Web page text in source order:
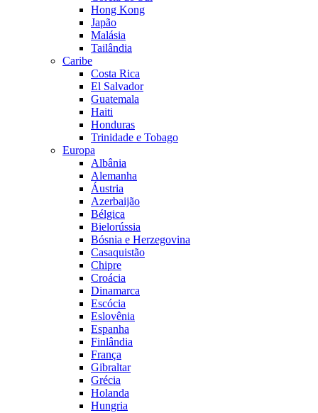
Hong Kong
Japão
Malásia
Tailândia
Caribe
Costa Rica
El Salvador
Guatemala
Haiti
Honduras
Trinidade e Tobago
Europa
Albânia
Alemanha
Áustria
Azerbaijão
Bélgica
Bielorússia
Bósnia e Herzegovina
Casaquistão
Chipre
Croácia
Dinamarca
Escócia
Eslovênia
Espanha
Finlândia
França
Gibraltar
Grécia
Holanda
Hungria